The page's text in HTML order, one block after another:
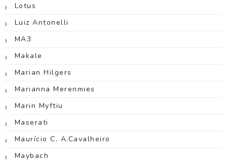
Lotus
Luiz Antonelli
MA3
Makale
Marian Hilgers
Marianna Merenmies
Marin Myftiu
Maserati
Maurício C. A.Cavalheiro
Maybach